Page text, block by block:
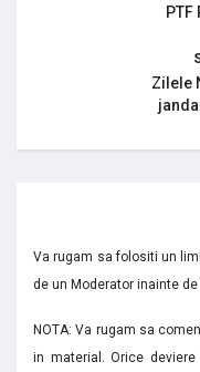
PTF
Zilele
Va rugam sa folositi un
de un Moderator inainte
NOTA: Va rugam sa
in material. Orice